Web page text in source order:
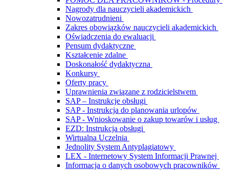
Nagrody dla nauczycieli akademickich
Nowozatrudnieni
Zakres obowiązków nauczycieli akademickich
Oświadczenia do ewaluacji
Pensum dydaktyczne
Kształcenie zdalne
Doskonałość dydaktyczna
Konkursy
Oferty pracy
Uprawnienia związane z rodzicielstwem
SAP – Instrukcje obsługi
SAP - Instrukcja do planowania urlopów
SAP - Wnioskowanie o zakup towarów i usług
EZD: Instrukcja obsługi
Wirtualna Uczelnia
Jednolity System Antyplagiatowy
LEX - Internetowy System Informacji Prawnej
Informacja o danych osobowych pracowników